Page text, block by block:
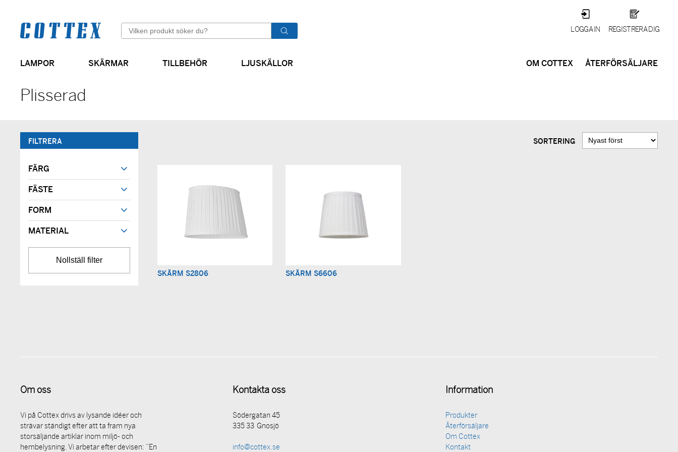
LOGGA IN REGISTRERA DIG
Sök
OK
LAMPOR SKÄRMAR TILLBEHÖR ÅTERFÖRSÄLJARE
LJUSKÄLLOR OM COTTEX
Plisserad
FILTRERA
FÄRG
FÄSTE
FORM
MATERIAL
SORTERING
SKÄRM S2806 SKÄRM S6606
Om oss
Vi på Cottex drivs av lysande idéer och
strävar ständigt efter att ta fram nya
storsäljande artiklar inom miljö- och
hembelysning. Vi arbetar efter devisen: ”En
Kontakta oss
Södergatan 45
335 33 Gnosjö
info@cottex.se
Information
Produkter
Återförsäljare
Om Cottex
Kontakt